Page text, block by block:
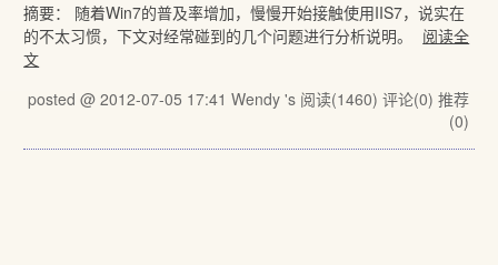
摘要： 随着Win7的普及率增加，慢慢开始接触使用IIS7，说实在
的不太习惯，下文对经常碰到的几个问题进行分析说明。
阅读全
文
posted @ 2012-07-05 17:41 Wendy 's 阅读(1460) 评论(0) 推荐
(0)